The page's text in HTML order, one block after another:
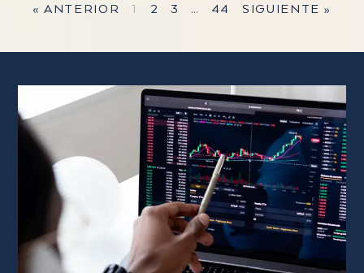
« ANTERIOR 1 2 3 … 44 SIGUIENTE »